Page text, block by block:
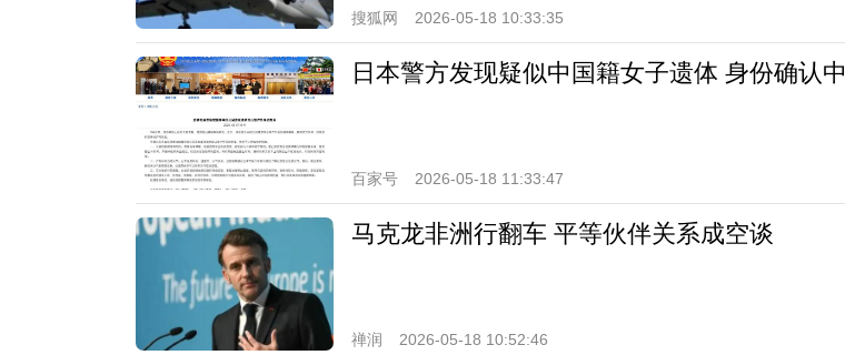
搜狐网 2026-05-18 10:33:35
日本警方发现疑似中国籍女子遗体 身份确认中
百家号 2026-05-18 11:33:47
马克龙非洲行翻车 平等伙伴关系成空谈
禅润 2026-05-18 10:52:46